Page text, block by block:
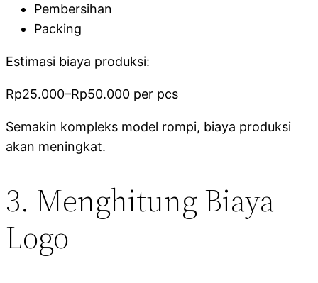
Pembersihan
Packing
Estimasi biaya produksi:
Rp25.000–Rp50.000 per pcs
Semakin kompleks model rompi, biaya produksi
akan meningkat.
3. Menghitung Biaya
Logo